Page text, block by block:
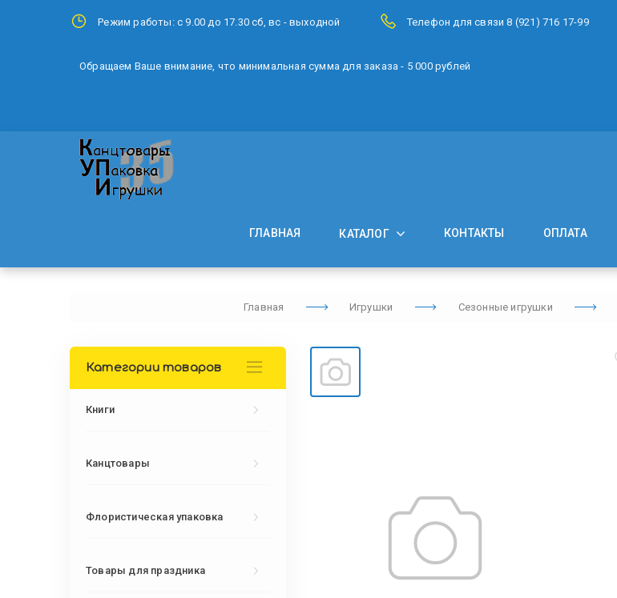
Режим работы: с 9.00 до 17.30 сб, вс - выходной Телефон для связи 8 (921) 716 17-99
Обращаем Ваше внимание, что минимальная сумма для заказа - 5 000 рублей
ГЛАВНАЯ КАТАЛОГ КОНТАКТЫ ОПЛАТА
Главная Игрушки Сезонные игрушки
Категории товаров
Книги
Канцтовары
Флористическая упаковка
Товары для праздника